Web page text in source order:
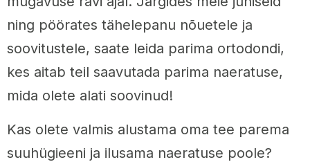
ning pöörates tähelepanu nõuetele ja
soovitustele, saate leida parima ortodondi,
kes aitab teil saavutada parima naeratuse,
mida olete alati soovinud!
Kas olete valmis alustama oma tee parema
suuhügieeni ja ilusama naeratuse poole?